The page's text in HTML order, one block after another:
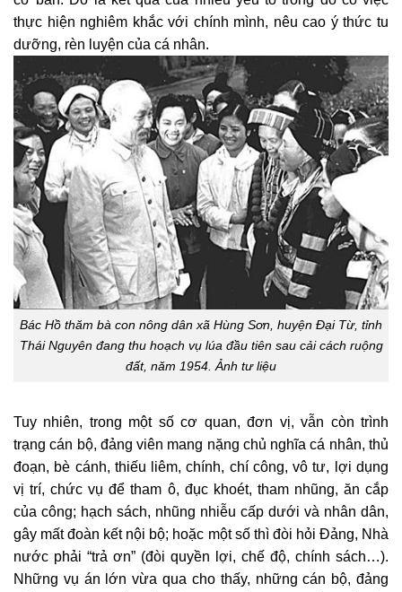
thực hiện nghiêm khắc với chính mình, nêu cao ý thức tu
dưỡng, rèn luyện của cá nhân.
Bác Hồ thăm bà con nông dân xã Hùng Sơn, huyện Đại Từ, tỉnh
Thái Nguyên đang thu hoạch vụ lúa đầu tiên sau cải cách ruộng
đất, năm 1954. Ảnh tư liệu
Tuy nhiên, trong một số cơ quan, đơn vị, vẫn còn trình
trạng cán bộ, đảng viên mang nặng chủ nghĩa cá nhân, thủ
đoạn, bè cánh, thiếu liêm, chính, chí công, vô tư, lợi dụng
vị trí, chức vụ để tham ô, đục khoét, tham nhũng, ăn cắp
của công; hạch sách, nhũng nhiễu cấp dưới và nhân dân,
gây mất đoàn kết nội bộ; hoặc một số thì đòi hỏi Đảng, Nhà
nước phải “trả ơn” (đòi quyền lợi, chế độ, chính sách…).
Những vụ án lớn vừa qua cho thấy, những cán bộ, đảng